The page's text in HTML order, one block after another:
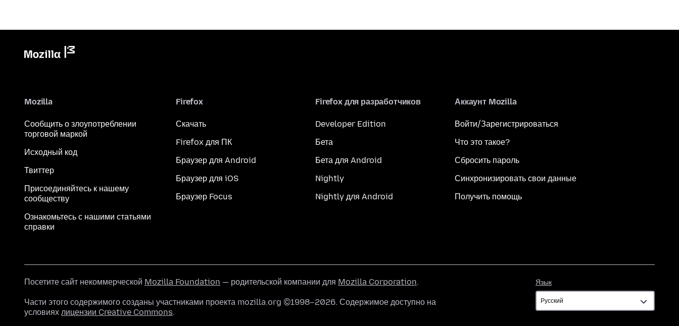
Mozilla
Сообщить о злоупотреблении
торговой маркой
Исходный код
Твиттер
Присоединяйтесь к нашему
сообществу
Ознакомьтесь с нашими статьями
справки
Firefox
Скачать
Firefox для ПК
Браузер для Android
Браузер для iOS
Браузер Focus
Firefox для разработчиков
Developer Edition
Бета
Бета для Android
Nightly
Nightly для Android
Аккаунт Mozilla
Войти/Зарегистрироваться
Что это такое?
Сбросить пароль
Синхронизировать свои данные
Получить помощь
Язык
Посетите сайт некоммерческой Mozilla Foundation — родительской компании для Mozilla Corporation.
Части этого содержимого созданы участниками проекта mozilla.org ©1998–2026. Содержимое доступно на
условиях лицензии Creative Commons.